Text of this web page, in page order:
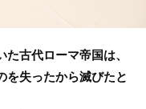
古代ローマ帝国は、
を失ったから滅びたと